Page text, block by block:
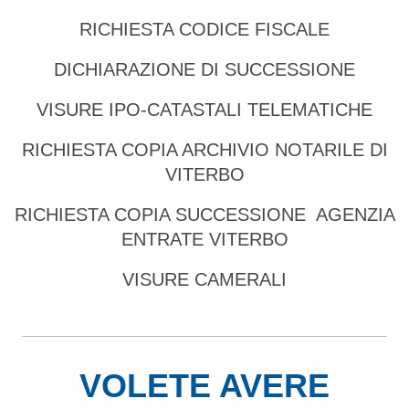
RICHIESTA CODICE FISCALE
DICHIARAZIONE DI SUCCESSIONE
VISURE IPO-CATASTALI TELEMATICHE
RICHIESTA COPIA ARCHIVIO NOTARILE DI
VITERBO
RICHIESTA COPIA SUCCESSIONE AGENZIA
ENTRATE VITERBO
VISURE CAMERALI
VOLETE AVERE